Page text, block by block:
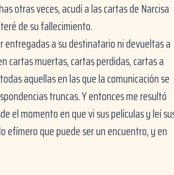
otras veces, acudí a las cartas de Narcisa
de su fallecimiento.
entregadas a su destinatario ni devueltas a
cartas muertas, cartas perdidas, cartas a
aquellas en las que la comunicación se
truncas. Y entonces me resultó
el momento en que vi sus películas y leí
efímero que puede ser un encuentro, y en